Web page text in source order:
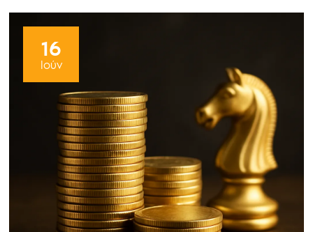
16
Ιούν